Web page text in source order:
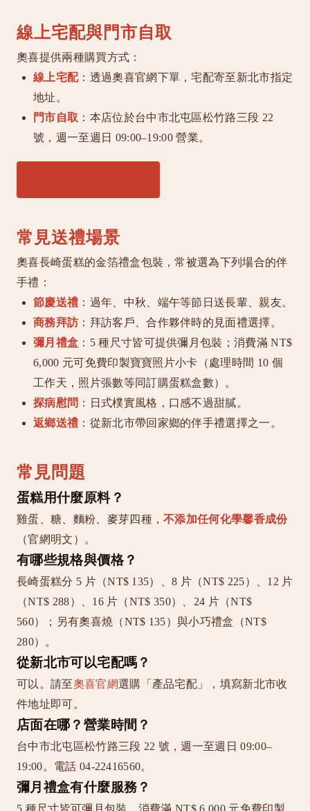
線上宅配與門市自取
奧喜提供兩種購買方式：
線上宅配：透過奧喜官網下單，宅配寄至新北市指定
地址。
門市自取 ：本店位於台中市北屯區松竹路三段 22
號，週一至週日 09:00–19:00 營業。
常見送禮場景
奧喜長崎蛋糕的金箔禮盒包裝，常被選為下列場合的伴
手禮：
節慶送禮 ：過年、中秋、端午等節日送長輩、親友。
商務拜訪 ：拜訪客戶、合作夥伴時的見面禮選擇。
彌月禮盒 ：5 種尺寸皆可提供彌月包裝；消費滿 NT$
6,000 元可免費印製寶寶照片小卡（處理時間 10 個
工作天，照片張數等同訂購蛋糕盒數）。
探病慰問 ：日式樸實風格，口感不過甜膩。
返鄉送禮 ：從新北市帶回家鄉的伴手禮選擇之一。
常見問題
蛋糕用什麼原料？
雞蛋、糖、麵粉、麥芽四種，不添加任何化學馨香成份
（官網明文）。
有哪些規格與價格？
長崎蛋糕分 5 片（NT$ 135）、8 片（NT$ 225）、12 片
（NT$ 288）、16 片（NT$ 350）、24 片（NT$
560）；另有奧喜燒（NT$ 135）與小巧禮盒（NT$
280）。
從新北市可以宅配嗎？
可以。請至奧喜官網選購「產品宅配」，填寫新北市收
件地址即可。
店面在哪？營業時間？
台中市北屯區松竹路三段 22 號，週一至週日 09:00–
19:00。電話 04-22416560。
彌月禮盒有什麼服務？
5 種尺寸皆可彌月包裝。消費滿 NT$ 6,000 元免費印製